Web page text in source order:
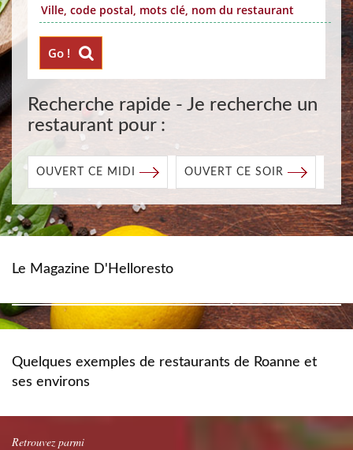
Go !
Recherche rapide - Je recherche un
restaurant pour :
OUVERT CE MIDI OUVERT CE SOIR
Le Magazine D'Helloresto
Quelques exemples de restaurants de Roanne et
ses environs
Retrouvez parmi